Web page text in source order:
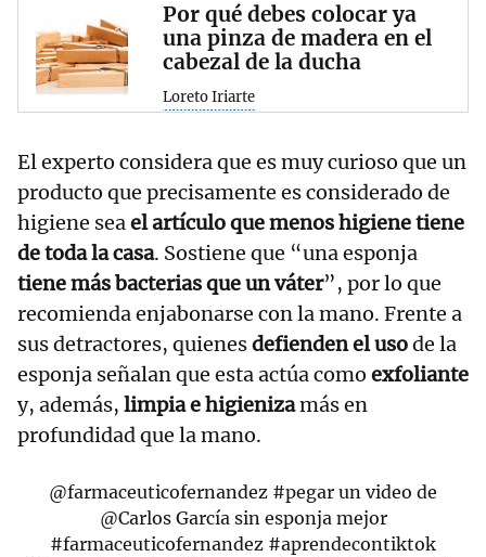
Por qué debes colocar ya
una pinza de madera en el
cabezal de la ducha
Loreto Iriarte
El experto considera que es muy curioso que un
producto que precisamente es considerado de
higiene seael artículo que menos higiene tiene
de toda la casa. Sostiene que “una esponja
tiene más bacterias que un váter”, por lo que
recomienda enjabonarse con la mano. Frente a
sus detractores, quienesdefienden el usode la
esponja señalan que esta actúa como exfoliante
y, además, limpia e higienizamás en
profundidad que la mano.
@farmaceuticofernandez #pegar un video de
@Carlos García sin esponja mejor
#farmaceuticofernandez #aprendecontiktok